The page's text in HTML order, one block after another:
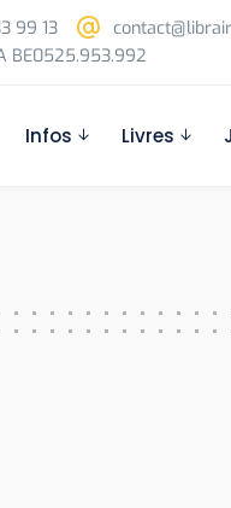
99 13
BE0525.953.992
Infos Livres